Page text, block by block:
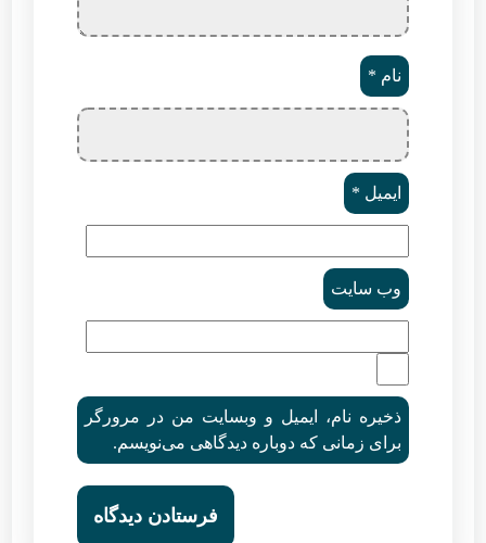
نام *
ایمیل *
وب‌ سایت
ذخیره نام، ایمیل و وبسایت من در مرورگر
برای زمانی که دوباره دیدگاهی می‌نویسم.